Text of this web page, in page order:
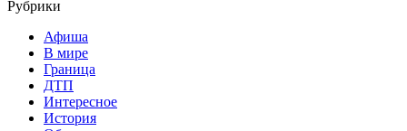
Рубрики
Афиша
В мире
Граница
ДТП
Интересное
История